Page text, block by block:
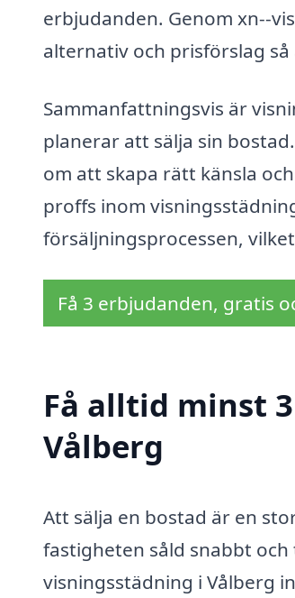
erbjudanden. Genom xn--
alternativ och prisförslag
Sammanfattningsvis är
planerar att sälja sin
om att skapa rätt känsla
proffs inom
försäljningsprocessen,
Få 3 erbjudanden, gratis
Få alltid minst
Vålberg
Att sälja en bostad är en
fastigheten såld snabbt
visningsstädning i Vålberg